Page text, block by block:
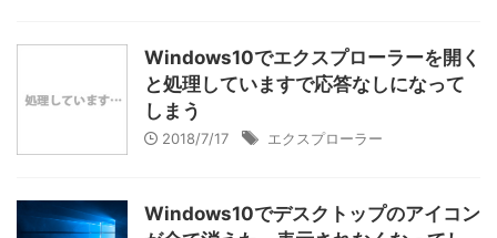
Windows10でエクスプローラーを開く
と処理していますで応答なしになって
しまう
2018/7/17 エクスプローラー
Windows10でデスクトップのアイコン